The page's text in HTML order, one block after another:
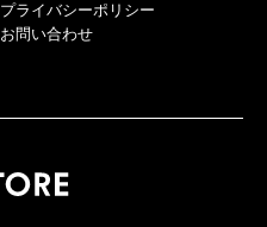
プライバシーポリシー
お問い合わせ